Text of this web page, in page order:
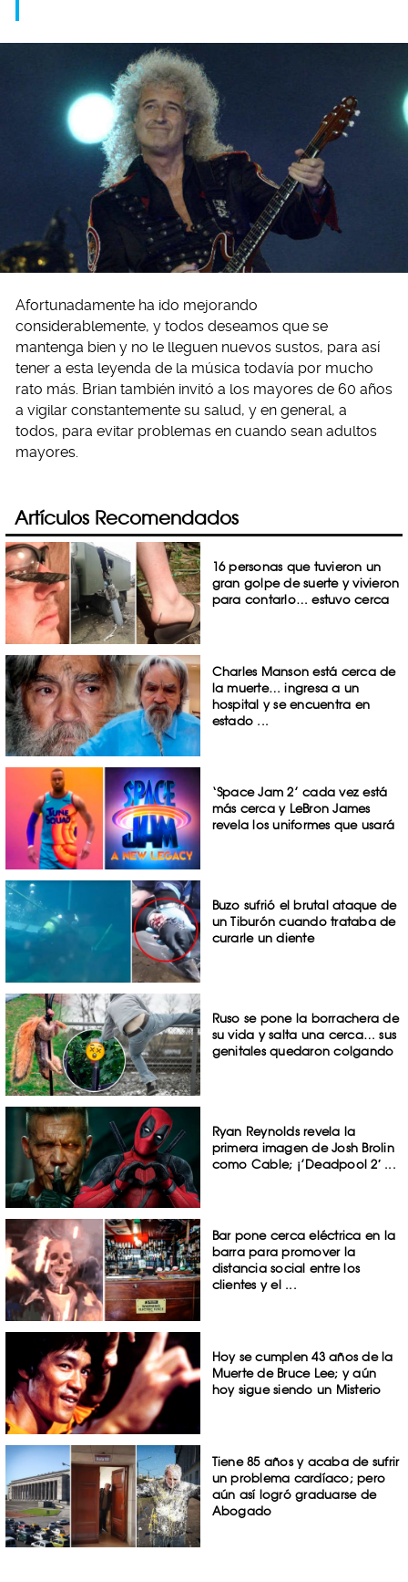
Afortunadamente ha ido mejorando
considerablemente, y todos deseamos que se
mantenga bien y no le lleguen nuevos sustos, para así
tener a esta leyenda de la música todavía por mucho
rato más. Brian también invitó a los mayores de 60 años
a vigilar constantemente su salud, y en general, a
todos, para evitar problemas en cuando sean adultos
mayores.
Artículos Recomendados
16 personas que tuvieron un
gran golpe de suerte y vivieron
para contarlo… estuvo cerca
Charles Manson está cerca de
la muerte… ingresa a un
hospital y se encuentra en
estado ...
‘Space Jam 2’ cada vez está
más cerca y LeBron James
revela los uniformes que usará
Buzo sufrió el brutal ataque de
un Tiburón cuando trataba de
curarle un diente
Ruso se pone la borrachera de
su vida y salta una cerca… sus
genitales quedaron colgando
Ryan Reynolds revela la
primera imagen de Josh Brolin
como Cable; ¡’Deadpool 2′ ...
Bar pone cerca eléctrica en la
barra para promover la
distancia social entre los
clientes y el ...
Hoy se cumplen 43 años de la
Muerte de Bruce Lee; y aún
hoy sigue siendo un Misterio
Tiene 85 años y acaba de sufrir
un problema cardíaco; pero
aún así logró graduarse de
Abogado